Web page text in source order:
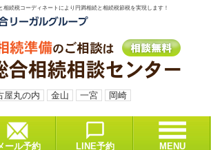
相続税コーディネートにより円満相続と相続税節税を実現します！
屋丸の内 金山 一宮 岡崎
ール予約 LINE予約 MENU